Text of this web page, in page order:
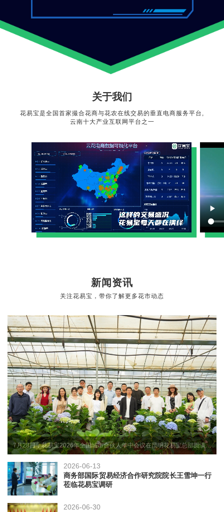
关于我们
花易宝是全国首家撮合花商与花农在线交易的垂直电商服务平台,
云南十大产业互联网平台之一
新闻资讯
关注花易宝，带你了解更多花市动态
7月28日，花易宝2026年全国城市合伙人年中会议在昆明花易宝总部圆满举
行。来自全国各省区的城市合伙人代表齐聚春城，围绕"聚势千城·共赢未来"主
题，共商发展大计。
2026-06-13
商务部国际贸易经济合作研究院院长王雪坤一行
莅临花易宝调研
2026-06-30